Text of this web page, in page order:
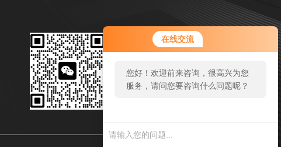
在线交流
您好！欢迎前来咨询，很高兴为您
服务，请问您要咨询什么问题呢？
微信扫一扫
传真：86-0550-7311970